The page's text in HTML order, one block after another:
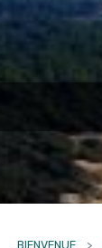
BIENVENUE >